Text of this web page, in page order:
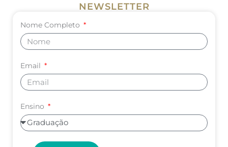
NEWSLETTER
Nome Completo
Email
Ensino